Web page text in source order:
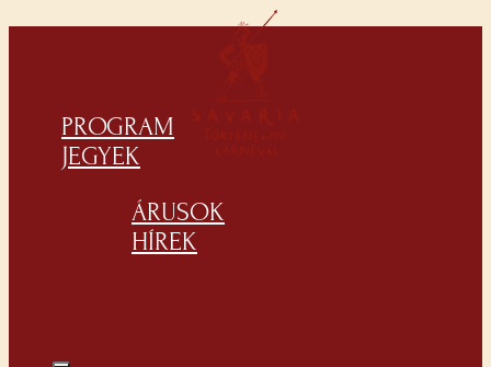
PROGRAM
JEGYEK
ÁRUSOK
HÍREK